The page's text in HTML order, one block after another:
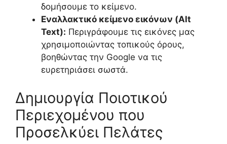
δομήσουμε το κείμενο.
Εναλλακτικό κείμενο εικόνων (Alt
Text): Περιγράφουμε τις εικόνες μας
χρησιμοποιώντας τοπικούς όρους,
βοηθώντας την Google να τις
ευρετηριάσει σωστά.
Δημιουργία Ποιοτικού
Περιεχομένου που
Προσελκύει Πελάτες